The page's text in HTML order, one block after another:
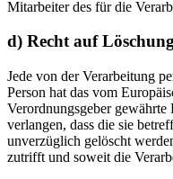
Mitarbeiter des für die
d) Recht auf
Jede von der Verarbeitung
Person hat das vom
Verordnungsgeber
verlangen, dass die sie
unverzüglich gelöscht
zutrifft und soweit die